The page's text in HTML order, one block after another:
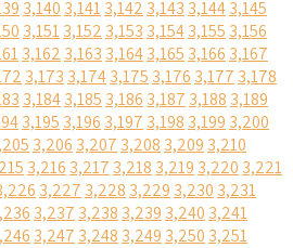
3,140 3,1413,142 3,143 3,1443,145
3,1513,152 3,153 3,1543,155 3,156
3,162 3,163 3,1643,165 3,166 3,167
3,173 3,1743,175 3,176 3,177 3,178
3,1843,185 3,186 3,187 3,188 3,189
3,195 3,196 3,197 3,198 3,199 3,200
3,206 3,207 3,208 3,209 3,210
3,216 3,217 3,218 3,219 3,220 3,221
3,227 3,228 3,229 3,230 3,231
3,237 3,238 3,239 3,240 3,241
3,247 3,248 3,249 3,250 3,251